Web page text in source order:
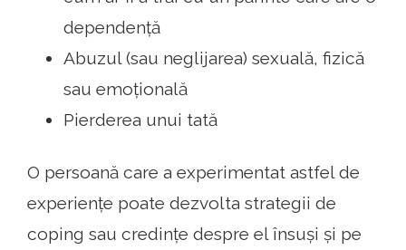
dependență
Abuzul (sau neglijarea) sexuală, fizică
sau emoțională
Pierderea unui tată
O persoană care a experimentat astfel de
experiențe poate dezvolta strategii de
coping sau credințe despre el însuși și pe